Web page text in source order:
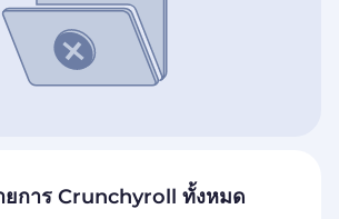
ยการ Crunchyroll ทั้งหมด